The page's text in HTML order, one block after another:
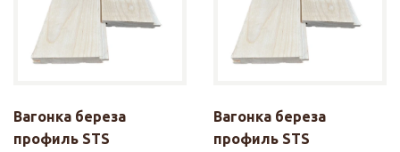
Вагонка береза
профиль STS
Вагонка береза
профиль STS